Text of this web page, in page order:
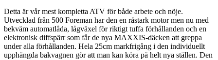
Detta är vår mest kompletta ATV för både arbete och nöje.
Utvecklad från 500 Foreman har den en råstark motor men nu med
bekväm automatlåda, lågväxel för riktigt tuffa förhållanden och en
elektronisk diffspärr som får de nya MAXXIS-däcken att greppa
under alla förhållanden. Hela 25cm markfrigång i den individuellt
upphängda bakvagnen gör att man kan köra på helt nya ställen. Den